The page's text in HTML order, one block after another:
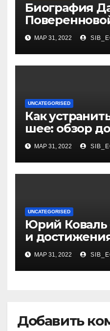
Биография
жизнь,
достижения
российской
МАР 31, 2022
UNCATEGORISED
Как
шее: обзор
методов
МАР 31, 2022
UNCATEGORISED
Юрий
и
украинского
МАР 31, 2022
Добавить